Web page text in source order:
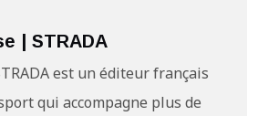
| STRADA
est un éditeur français
qui accompagne plus de